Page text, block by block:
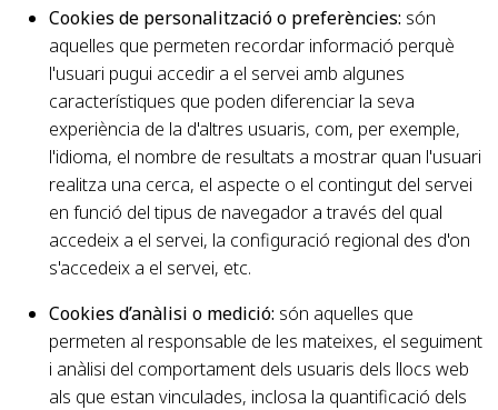
Cookies de personalització o preferències: són
aquelles que permeten recordar informació perquè
l'usuari pugui accedir a el servei amb algunes
característiques que poden diferenciar la seva
experiència de la d'altres usuaris, com, per exemple,
l'idioma, el nombre de resultats a mostrar quan l'usuari
realitza una cerca, el aspecte o el contingut del servei
en funció del tipus de navegador a través del qual
accedeix a el servei, la configuració regional des d'on
s'accedeix a el servei, etc.
Cookies d’anàlisi o medició: són aquelles que
permeten al responsable de les mateixes, el seguiment
i anàlisi del comportament dels usuaris dels llocs web
als que estan vinculades, inclosa la quantificació dels